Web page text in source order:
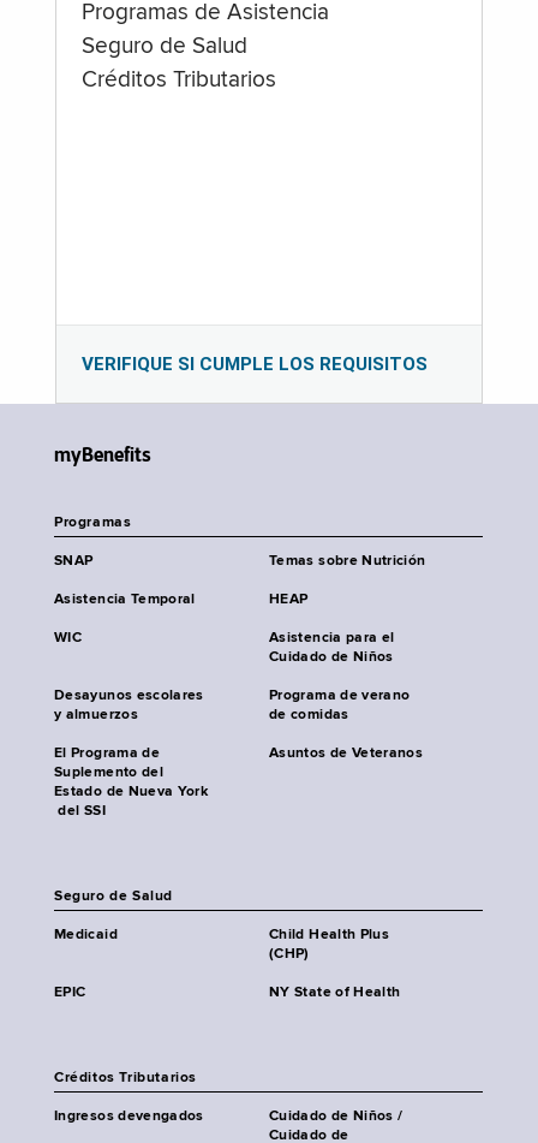
Programas de Asistencia
Seguro de Salud
Créditos Tributarios
VERIFIQUE SI CUMPLE LOS REQUISITOS
myBenefits
Programas
SNAP Temas sobre Nutrición
Asistencia Temporal HEAP
WIC
Asistencia para el
Cuidado de Niños
Desayunos escolares
y almuerzos
Programa de verano
de comidas
El Programa de
Suplemento del
Estado de Nueva York
del SSI
Asuntos de Veteranos
Seguro de Salud
Medicaid
Child Health Plus
(CHP)
EPIC NY State of Health
Créditos Tributarios
Ingresos devengados
Cuidado de Niños /
Cuidado de